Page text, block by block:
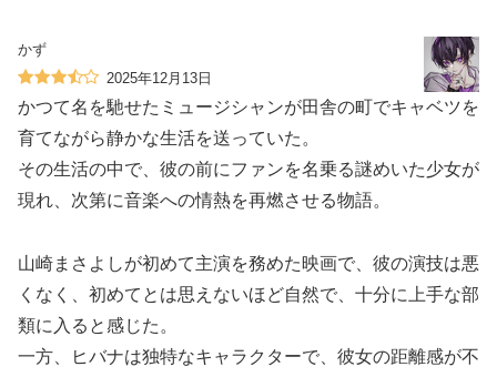
かず
2025年12月13日
かつて名を馳せたミュージシャンが田舎の町でキャベツを
育てながら静かな生活を送っていた。
その生活の中で、彼の前にファンを名乗る謎めいた少女が
現れ、次第に音楽への情熱を再燃させる物語。
山崎まさよしが初めて主演を務めた映画で、彼の演技は悪
くなく、初めてとは思えないほど自然で、十分に上手な部
類に入ると感じた。
一方、ヒバナは独特なキャラクターで、彼女の距離感が不